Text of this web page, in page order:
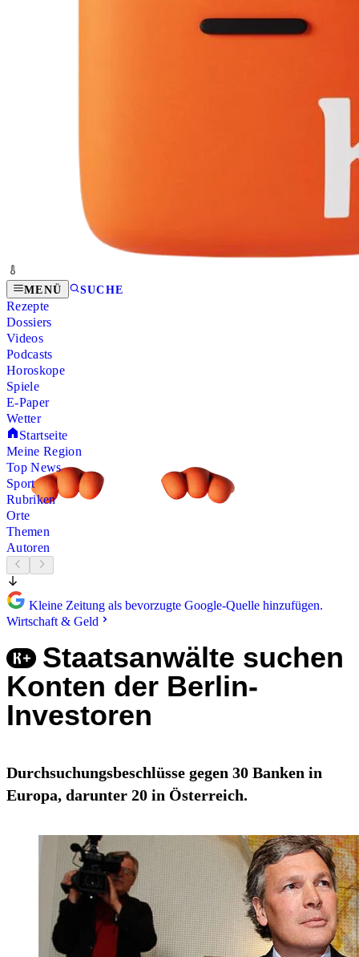
MENÜ SUCHE
Rezepte
Dossiers
Videos
Podcasts
Horoskope
Spiele
E-Paper
Wetter
Startseite
Meine Region
Top News
Sport
Rubriken
Orte
Themen
Autoren
Kleine Zeitung als bevorzugte Google-Quelle hinzufügen.
Wirtschaft & Geld
Staatsanwälte suchen
Konten der Berlin-
Investoren
Durchsuchungsbeschlüsse gegen 30 Banken in
Europa, darunter 20 in Österreich.